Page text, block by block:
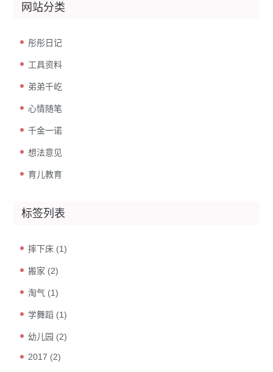
网站分类
彤彤日记
工具资料
弟弟千屹
心情随笔
千金一诺
想法意见
育儿教育
标签列表
摔下床 (1)
搬家 (2)
淘气 (1)
学舞蹈 (1)
幼儿园 (2)
2017 (2)